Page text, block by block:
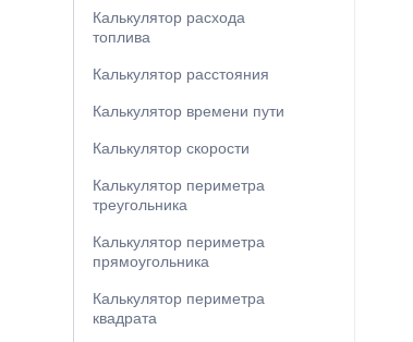
Калькулятор расхода
топлива
Калькулятор расстояния
Калькулятор времени пути
Калькулятор скорости
Калькулятор периметра
треугольника
Калькулятор периметра
прямоугольника
Калькулятор периметра
квадрата